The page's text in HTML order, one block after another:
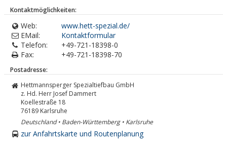
Kontaktmöglichkeiten:
Web:
www.hett-spezial.de/
EMail:
Kontaktformular
Telefon:
+49-721-18398-0
Fax:
+49-721-18398-70
Postadresse:
Hettmannsperger Spezialtiefbau GmbH
z. Hd. Herr Josef Dammert
Koellestraße 18
76189 Karlsruhe
Deutschland • Baden-Württemberg • Karlsruhe
zur Anfahrtskarte und Routenplanung